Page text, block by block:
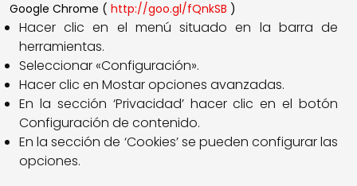
Google Chrome ( http://goo.gl/fQnkSB )
Hacer clic en el menú situado en la barra de
herramientas.
Seleccionar «Configuración».
Hacer clic en Mostar opciones avanzadas.
En la sección ‘Privacidad’ hacer clic en el botón
Configuración de contenido.
En la sección de ‘Cookies’ se pueden configurar las
opciones.